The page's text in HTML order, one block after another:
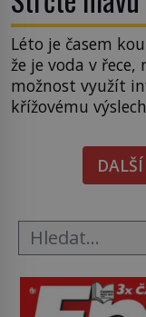
Léto je časem
že je voda v
možnost využít
křížovému
Podívat se pod
konkrétní vodní
vámi. Říká se